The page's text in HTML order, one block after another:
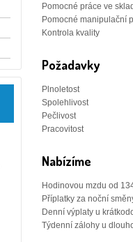
Pomocné práce ve
Pomocné manipulační
Kontrola kvality
Požadavky
Plnoletost
Spolehlivost
Pečlivost
Pracovitost
Nabízíme
Hodinovou mzdu od
Příplatky za noční
Denní výplaty u
Týdenní zálohy u